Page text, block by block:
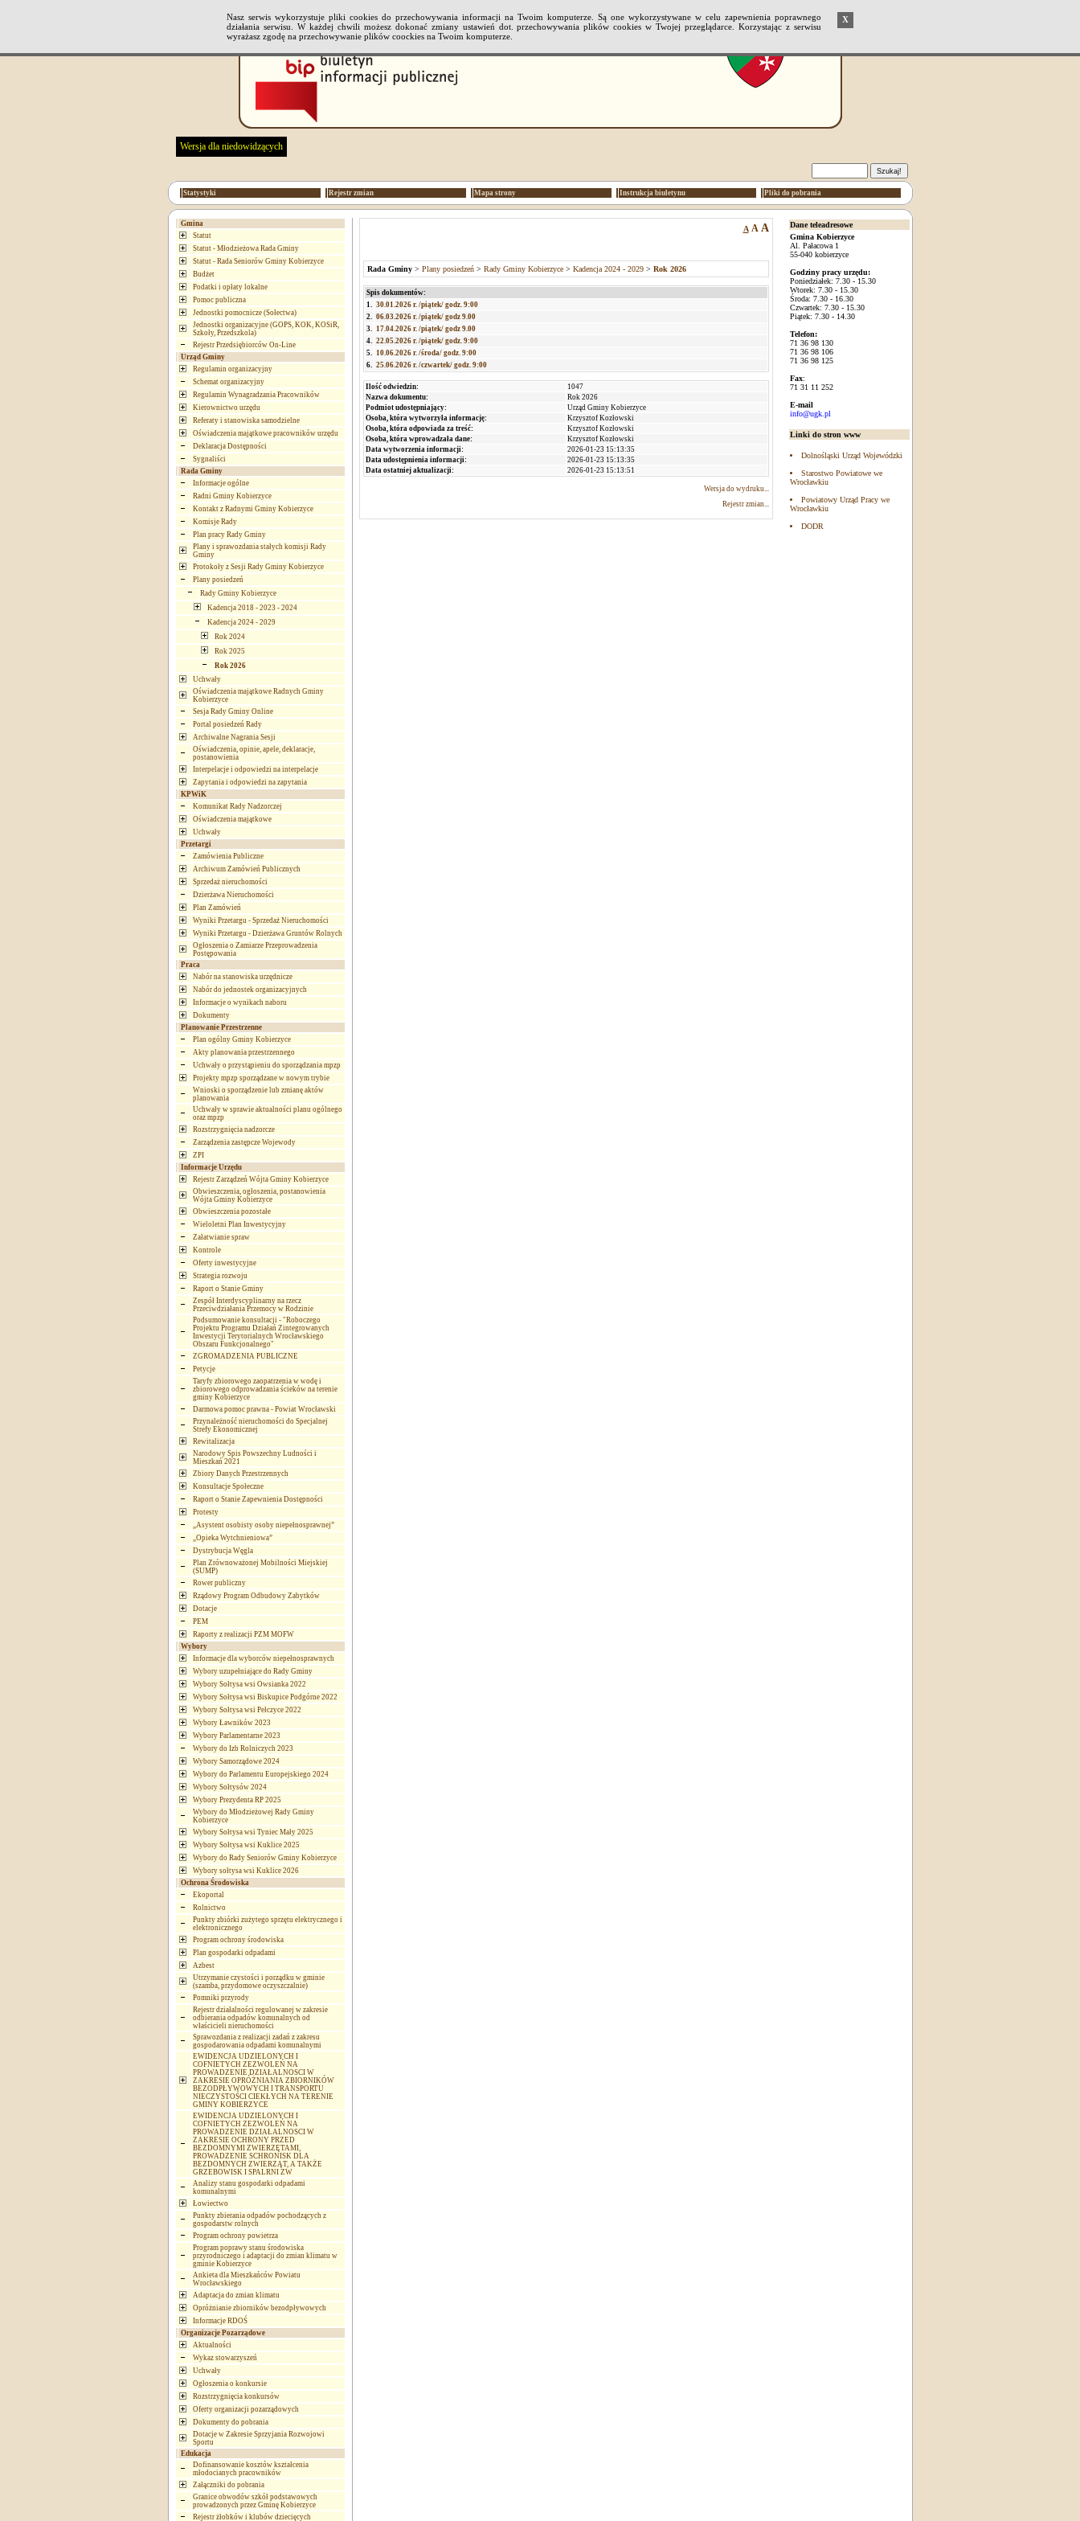
Nasz serwis wykorzystuje pliki cookies do przechowywania informacji na Twoim komputerze. Są one wykorzystywane w celu zapewnienia poprawnego
działania serwisu. W każdej chwili możesz dokonać zmiany ustawień dot. przechowywania plików cookies w Twojej przeglądarce. Korzystając z serwisu
wyrażasz zgodę na przechowywanie plików coockies na Twoim komputerze.
X
Wersja dla niedowidzących
Statystyki Rejestr zmian Mapa strony Instrukcja biuletynu Pliki do pobrania
Gmina
Statut
Statut - Młodzieżowa Rada Gminy
Statut - Rada Seniorów Gminy Kobierzyce
Budżet
Podatki i opłaty lokalne
Pomoc publiczna
Jednostki pomocnicze (Sołectwa)
Jednostki organizacyjne (GOPS, KOK, KOSiR,
Szkoły, Przedszkola)
Rejestr Przedsiębiorców On-Line
Urząd Gminy
Regulamin organizacyjny
Schemat organizacyjny
Regulamin Wynagradzania Pracowników
Kierownictwo urzędu
Referaty i stanowiska samodzielne
Oświadczenia majątkowe pracowników urzędu
Deklaracja Dostępności
Sygnaliści
Rada Gminy
Informacje ogólne
Radni Gminy Kobierzyce
Kontakt z Radnymi Gminy Kobierzyce
Komisje Rady
Plan pracy Rady Gminy
Plany i sprawozdania stałych komisji Rady
Gminy
Protokoły z Sesji Rady Gminy Kobierzyce
Plany posiedzeń
Rady Gminy Kobierzyce
Kadencja 2018 - 2023 - 2024
Kadencja 2024 - 2029
Rok 2024
Rok 2025
Rok 2026
Uchwały
Oświadczenia majątkowe Radnych Gminy
Kobierzyce
Sesja Rady Gminy Online
Portal posiedzeń Rady
Archiwalne Nagrania Sesji
Oświadczenia, opinie, apele, deklaracje,
postanowienia
Interpelacje i odpowiedzi na interpelacje
Zapytania i odpowiedzi na zapytania
KPWiK
Komunikat Rady Nadzorczej
Oświadczenia majątkowe
Uchwały
Przetargi
Zamówienia Publiczne
Archiwum Zamówień Publicznych
Sprzedaż nieruchomości
Dzierżawa Nieruchomości
Plan Zamówień
Wyniki Przetargu - Sprzedaż Nieruchomości
Wyniki Przetargu - Dzierżawa Gruntów Rolnych
Ogłoszenia o Zamiarze Przeprowadzenia
Postępowania
Praca
Nabór na stanowiska urzędnicze
Nabór do jednostek organizacyjnych
Informacje o wynikach naboru
Dokumenty
Planowanie Przestrzenne
Plan ogólny Gminy Kobierzyce
Akty planowania przestrzennego
Uchwały o przystąpieniu do sporządzania mpzp
Projekty mpzp sporządzane w nowym trybie
Wnioski o sporządzenie lub zmianę aktów
planowania
Uchwały w sprawie aktualności planu ogólnego
oraz mpzp
Rozstrzygnięcia nadzorcze
Zarządzenia zastępcze Wojewody
ZPI
Informacje Urzędu
Rejestr Zarządzeń Wójta Gminy Kobierzyce
Obwieszczenia, ogłoszenia, postanowienia
Wójta Gminy Kobierzyce
Obwieszczenia pozostałe
Wieloletni Plan Inwestycyjny
Załatwianie spraw
Kontrole
Oferty inwestycyjne
Strategia rozwoju
Raport o Stanie Gminy
Zespół Interdyscyplinarny na rzecz
Przeciwdziałania Przemocy w Rodzinie
Podsumowanie konsultacji - "Roboczego
Projektu Programu Działań Zintegrowanych
Inwestycji Terytorialnych Wrocławskiego
Obszaru Funkcjonalnego"
ZGROMADZENIA PUBLICZNE
Petycje
Taryfy zbiorowego zaopatrzenia w wodę i
zbiorowego odprowadzania ścieków na terenie
gminy Kobierzyce
Darmowa pomoc prawna - Powiat Wrocławski
Przynależność nieruchomości do Specjalnej
Strefy Ekonomicznej
Rewitalizacja
Narodowy Spis Powszechny Ludności i
Mieszkań 2021
Zbiory Danych Przestrzennych
Konsultacje Społeczne
Raport o Stanie Zapewnienia Dostępności
Protesty
„Asystent osobisty osoby niepełnosprawnej”
„Opieka Wytchnieniowa”
Dystrybucja Węgla
Plan Zrównoważonej Mobilności Miejskiej
(SUMP)
Rower publiczny
Rządowy Program Odbudowy Zabytków
Dotacje
PEM
Raporty z realizacji PZM MOFW
Wybory
Informacje dla wyborców niepełnosprawnych
Wybory uzupełniające do Rady Gminy
Wybory Sołtysa wsi Owsianka 2022
Wybory Sołtysa wsi Biskupice Podgórne 2022
Wybory Sołtysa wsi Pełczyce 2022
Wybory Ławników 2023
Wybory Parlamentarne 2023
Wybory do Izb Rolniczych 2023
Wybory Samorządowe 2024
Wybory do Parlamentu Europejskiego 2024
Wybory Sołtysów 2024
Wybory Prezydenta RP 2025
Wybory do Młodzieżowej Rady Gminy
Kobierzyce
Wybory Sołtysa wsi Tyniec Mały 2025
Wybory Sołtysa wsi Kuklice 2025
Wybory do Rady Seniorów Gminy Kobierzyce
Wybory sołtysa wsi Kuklice 2026
Ochrona Środowiska
Ekoportal
Rolnictwo
Punkty zbiórki zużytego sprzętu elektrycznego i
elektronicznego
Program ochrony środowiska
Plan gospodarki odpadami
Azbest
Utrzymanie czystości i porządku w gminie
(szamba, przydomowe oczyszczalnie)
Pomniki przyrody
Rejestr działalności regulowanej w zakresie
odbierania odpadów komunalnych od
właścicieli nieruchomości
Sprawozdania z realizacji zadań z zakresu
gospodarowania odpadami komunalnymi
EWIDENCJA UDZIELONYCH I
COFNIETYCH ZEZWOLEŃ NA
PROWADZENIE DZIAŁALNOSCI W
ZAKRESIE OPRÓŻNIANIA ZBIORNIKÓW
BEZODPŁYWOWYCH I TRANSPORTU
NIECZYSTOŚCI CIEKŁYCH NA TERENIE
GMINY KOBIERZYCE
EWIDENCJA UDZIELONYCH I
COFNIETYCH ZEZWOLEŃ NA
PROWADZENIE DZIAŁALNOSCI W
ZAKRESIE OCHRONY PRZED
BEZDOMNYMI ZWIERZĘTAMI,
PROWADZENIE SCHRONISK DLA
BEZDOMNYCH ZWIERZĄT, A TAKŻE
GRZEBOWISK I SPALRNI ZW
Analizy stanu gospodarki odpadami
komunalnymi
Łowiectwo
Punkty zbierania odpadów pochodzących z
gospodarstw rolnych
Program ochrony powietrza
Program poprawy stanu środowiska
przyrodniczego i adaptacji do zmian klimatu w
gminie Kobierzyce
Ankieta dla Mieszkańców Powiatu
Wrocławskiego
Adaptacja do zmian klimatu
Opróżnianie zbiorników bezodpływowych
Informacje RDOŚ
Organizacje Pozarządowe
Aktualności
Wykaz stowarzyszeń
Uchwały
Ogłoszenia o konkursie
Rozstrzygnięcia konkursów
Oferty organizacji pozarządowych
Dokumenty do pobrania
Dotacje w Zakresie Sprzyjania Rozwojowi
Sportu
Edukacja
Dofinansowanie kosztów kształcenia
młodocianych pracowników
Załączniki do pobrania
Granice obwodów szkół podstawowych
prowadzonych przez Gminę Kobierzyce
Rejestr żłobków i klubów dziecięcych
A A A
Rada Gminy> Plany posiedzeń> Rady Gminy Kobierzyce> Kadencja 2024 - 2029> Rok 2026
Spis dokumentów:
1. 30.01.2026 r. /piątek/ godz. 9:00
2. 06.03.2026 r. /piątek/ godz 9.00
3. 17.04.2026 r. /piątek/ godz 9.00
4. 22.05.2026 r. /piątek/ godz. 9:00
5. 10.06.2026 r. /środa/ godz. 9:00
6. 25.06.2026 r. /czwartek/ godz. 9:00
Ilość odwiedzin:
1047
Nazwa dokumentu:
Rok 2026
Podmiot udostępniający:
Urząd Gminy Kobierzyce
Osoba, która wytworzyła informację:
Krzysztof Kozłowski
Osoba, która odpowiada za treść:
Krzysztof Kozłowski
Osoba, która wprowadzała dane:
Krzysztof Kozłowski
Data wytworzenia informacji:
2026-01-23 15:13:35
Data udostępnienia informacji:
2026-01-23 15:13:35
Data ostatniej aktualizacji:
2026-01-23 15:13:51
Wersja do wydruku...
Rejestr zmian...
Dane teleadresowe
Gmina Kobierzyce
Al. Pałacowa 1
55-040 kobierzyce
Godziny pracy urzędu:
Poniedziałek: 7.30 - 15.30
Wtorek: 7.30 - 15.30
Środa: 7.30 - 16.30
Czwartek: 7.30 - 15.30
Piątek: 7.30 - 14.30
Telefon:
71 36 98 130
71 36 98 106
71 36 98 125
Fax:
71 31 11 252
E-mail
info@ugk.pl
Linki do stron www
Dolnośląski Urząd Wojewódzki
Starostwo Powiatowe we
Wrocławkiu
Powiatowy Urząd Pracy we
Wrocławkiu
DODR